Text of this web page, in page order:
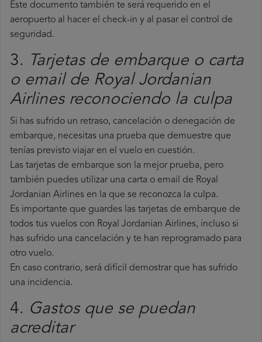
Este documento también te será requerido en el
aeropuerto al hacer el check-in y al pasar el control de
seguridad.
3.
Tarjetas de embarque o carta
o email de Royal Jordanian
Airlines reconociendo la culpa
Si has sufrido un retraso, cancelación o denegación de
embarque, necesitas una prueba que demuestre que
tenías previsto viajar en el vuelo en cuestión.
Las tarjetas de embarque son la mejor prueba, pero
también puedes utilizar una carta o email de Royal
Jordanian Airlines en la que se reconozca la culpa.
Es importante que guardes las tarjetas de embarque de
todos tus vuelos con Royal Jordanian Airlines, incluso si
has sufrido una cancelación y te han reprogramado para
otro vuelo.
En caso contrario, será difícil demostrar que has sufrido
una incidencia.
4. Gastos que se puedan
acreditar